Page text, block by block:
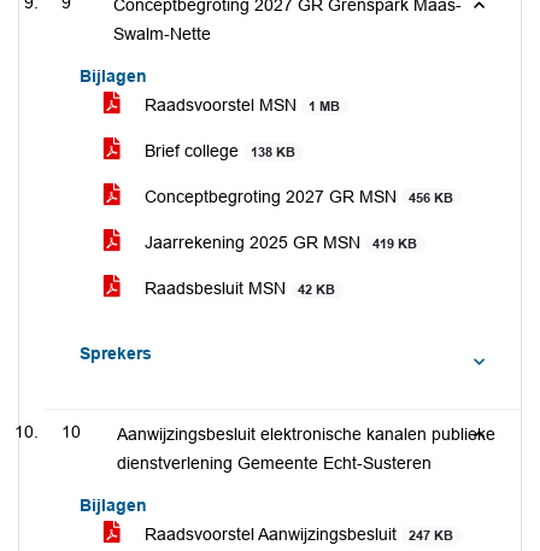
Conceptbegroting 2027 GR Grenspark Maas-
Swalm-Nette
Bijlagen
Raadsvoorstel MSN
1 MB
Brief college 138 KB
Conceptbegroting 2027 GR MSN 456 KB
Jaarrekening 2025 GR MSN 419 KB
Raadsbesluit MSN 42 KB
Sprekers
10
Aanwijzingsbesluit elektronische kanalen publieke
dienstverlening Gemeente Echt-Susteren
Bijlagen
Raadsvoorstel Aanwijzingsbesluit
247 KB